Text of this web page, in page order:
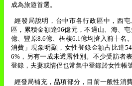
成為旅遊首選。
經發局說明，台中市各行政區中，西
區，累積金額達96億元，不過山、海、
億、豐原8.6億、梧棲6.1億均擠入前十名
消費」現象明顯，女性登錄金額占比達
6% ，另有一成未透露性別。不少受訪者
登錄，夫妻或情侶也常集中登錄於女性帳
經發局補充，品項部分，目前一般性消